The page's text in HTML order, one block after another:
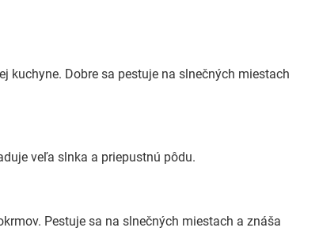
kuchyne. Dobre sa pestuje na slnečných miestach
veľa slnka a priepustnú pôdu.
Pestuje sa na slnečných miestach a znáša